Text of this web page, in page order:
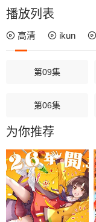
播放列表
高清 ikun
第09集
第06集
第03集
为你推荐